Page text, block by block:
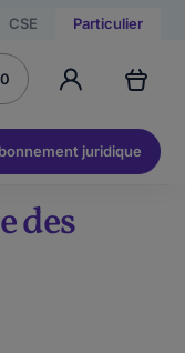
CSE Particulier
juridique
des